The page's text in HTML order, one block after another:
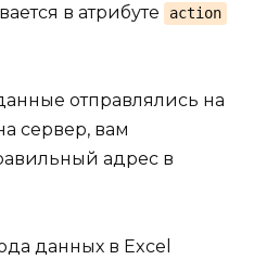
в атрибуте
action
отправлялись на
сервер, вам
адрес в
данных в Excel